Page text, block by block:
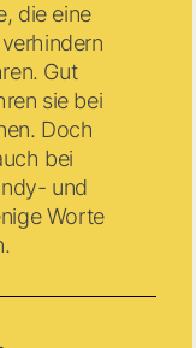
die eine
Gut
sie bei
Doch
bei
und
Worte